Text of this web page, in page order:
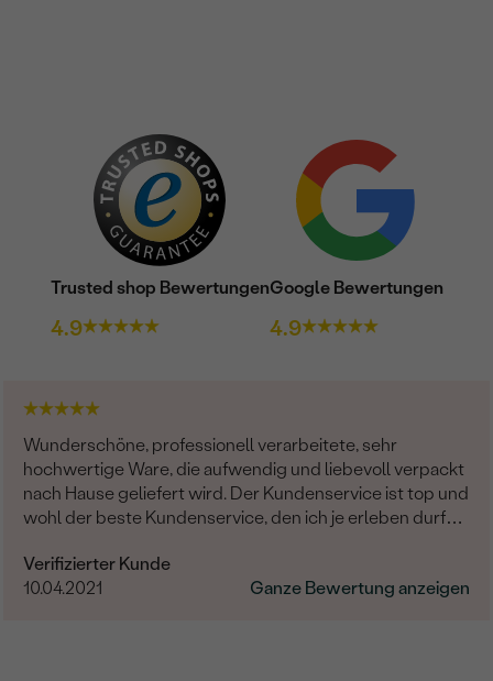
Trusted shop Bewertungen
4.9
Google Bewertungen
4.9
Wunderschöne, professionell verarbeitete, sehr
hochwertige Ware, die aufwendig und liebevoll verpackt
nach Hause geliefert wird. Der Kundenservice ist top und
wohl der beste Kundenservice, den ich je erleben durfte:
entgegenkommend und zuverlässig. Bitte bleibt weiter
so herausragend!
Verifizierter Kunde
10.04.2021
Ganze Bewertung anzeigen